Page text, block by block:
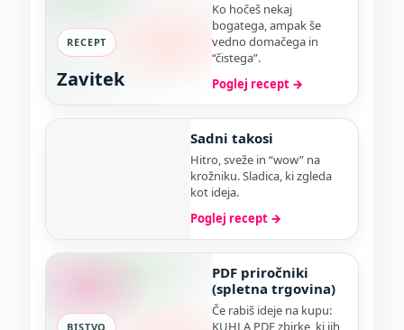
RECEPT
Zavitek
Ko hočeš nekaj
bogatega, ampak še
vedno domačega in
“čistega”.
Poglej recept →
Sadni takosi
Hitro, sveže in “wow” na
krožniku. Sladica, ki zgleda
kot ideja.
Poglej recept →
BISTVO
PDF priročniki
(spletna trgovina)
Če rabiš ideje na kupu:
KUHLA PDF zbirke, ki jih